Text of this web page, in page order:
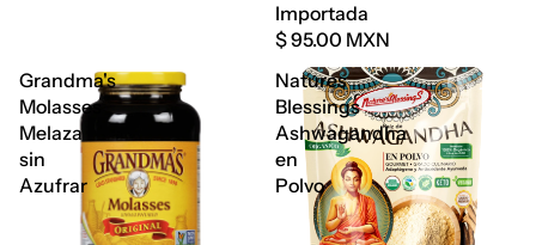
Importada
$ 95.00 MXN
Grandma's
Molasses
Melaza
sin
Azufrar
Natures
Blessings
Ashwagandha
en
Polvo